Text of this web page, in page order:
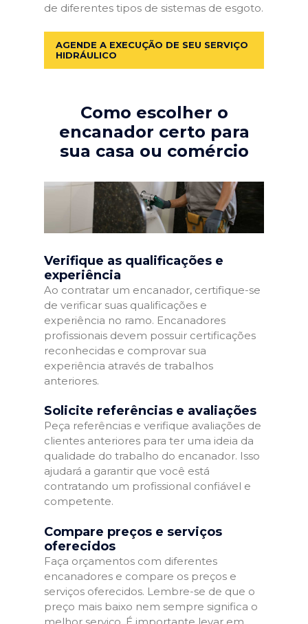
de diferentes tipos de sistemas de esgoto.
AGENDE A EXECUÇÃO DE SEU SERVIÇO
HIDRÁULICO
Como escolher o
encanador certo para
sua casa ou comércio
Verifique as qualificações e
experiência
Ao contratar um encanador, certifique-se
de verificar suas qualificações e
experiência no ramo. Encanadores
profissionais devem possuir certificações
reconhecidas e comprovar sua
experiência através de trabalhos
anteriores.
Solicite referências e avaliações
Peça referências e verifique avaliações de
clientes anteriores para ter uma ideia da
qualidade do trabalho do encanador. Isso
ajudará a garantir que você está
contratando um profissional confiável e
competente.
Compare preços e serviços
oferecidos
Faça orçamentos com diferentes
encanadores e compare os preços e
serviços oferecidos. Lembre-se de que o
preço mais baixo nem sempre significa o
melhor serviço. É importante levar em